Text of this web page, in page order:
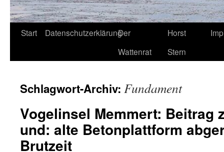
Start DatenschutzerklärungDer
Wattenrat
Horst
Stern
Schlagwort-Archiv: Fundament
Vogelinsel Memmert: Beitrag
und: alte Betonplattform
Brutzeit